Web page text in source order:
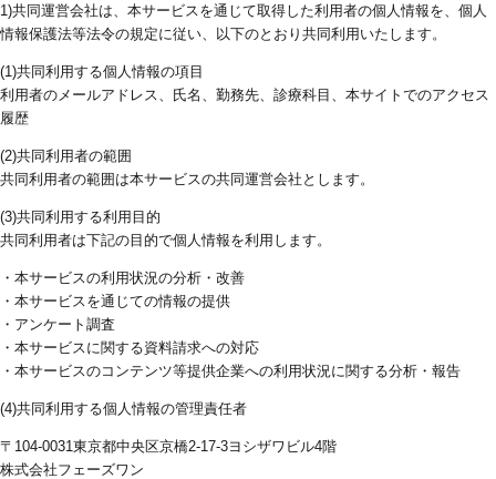
1)共同運営会社は、本サービスを通じて取得した利用者の個人情報を、個人
情報保護法等法令の規定に従い、以下のとおり共同利用いたします。
(1)共同利用する個人情報の項目
利用者のメールアドレス、氏名、勤務先、診療科目、本サイトでのアクセス
履歴
(2)共同利用者の範囲
共同利用者の範囲は本サービスの共同運営会社とします。
(3)共同利用する利用目的
共同利用者は下記の目的で個人情報を利用します。
・本サービスの利用状況の分析・改善
・本サービスを通じての情報の提供
・アンケート調査
・本サービスに関する資料請求への対応
・本サービスのコンテンツ等提供企業への利用状況に関する分析・報告
(4)共同利用する個人情報の管理責任者
〒104-0031東京都中央区京橋2-17-3ヨシザワビル4階
株式会社フェーズワン